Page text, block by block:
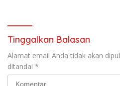
Tinggalkan Balasan
Alamat email Anda tidak akan
ditandai *